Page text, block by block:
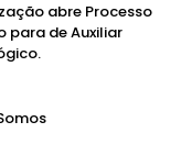
abre Processo
para de Auxiliar